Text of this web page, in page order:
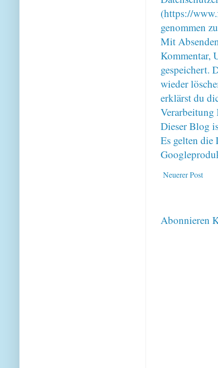
(https://
genommen
Mit
Kommentar,
gespeichert.
wieder
erklärst du
Verarbeitung
Dieser Blog
Es gelten
Neuerer Post
Abonnieren